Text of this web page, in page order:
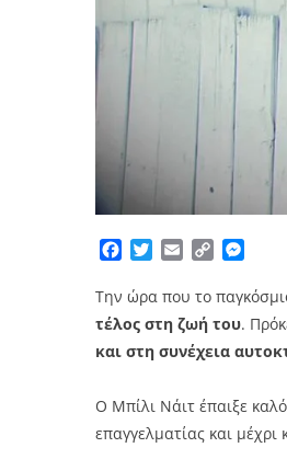
Facebook
TwitterEmailCopy
Την ώρα που το
τέλος στη ζωή του.
και στη συνέχεια
Ο Μπίλι Νάιτ έπαιξε
επαγγελματίας και μέχρι